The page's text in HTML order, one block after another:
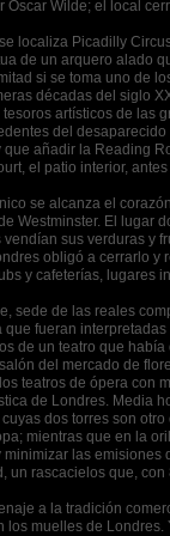
Wilde; el local
localiza Picadilly
de un arquero alado
si se toma uno de
décadas del siglo
artísticos de
del
añadir la Reading
el patio interior,
se alcanza el
Westminster. El
sus verduras y
obligó a cerrarlo
y cafeterías,
sede de las reales
fueran
de un teatro que
del mercado de
teatros de ópera con
de Londres. Media
dos torres son
mientras que en la
las
un rascacielos que,
a la tradición
muelles de